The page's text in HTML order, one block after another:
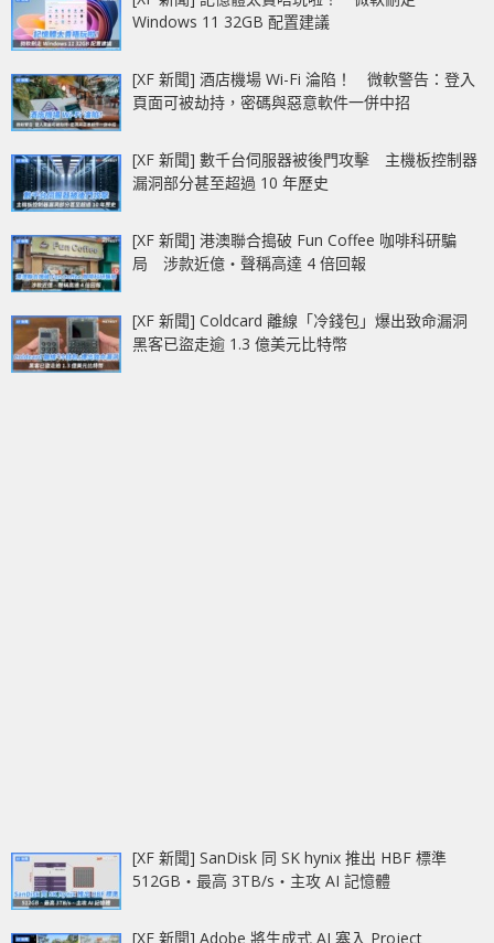
Windows 11 32GB 配置建議
[XF 新聞] 酒店機場 Wi-Fi 淪陷！ 微軟警告：登入
頁面可被劫持，密碼與惡意軟件一併中招
[XF 新聞] 數千台伺服器被後門攻擊 主機板控制器
漏洞部分甚至超過 10 年歷史
[XF 新聞] 港澳聯合搗破 Fun Coffee 咖啡科研騙
局 涉款近億‧聲稱高達 4 倍回報
[XF 新聞] Coldcard 離線「冷錢包」爆出致命漏洞
黑客已盜走逾 1.3 億美元比特幣
[XF 新聞] SanDisk 同 SK hynix 推出 HBF 標準
512GB‧最高 3TB/s‧主攻 AI 記憶體
[XF 新聞] Adobe 將生成式 AI 塞入 Project